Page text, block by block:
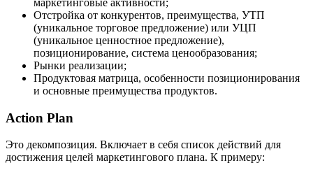
Отстройка от конкурентов, преимущества, УТП
(уникальное торговое предложение) или УЦП
(уникальное ценностное предложение),
позиционирование, система ценообразования;
Рынки реализации;
Продуктовая матрица, особенности позиционирования
и основные преимущества продуктов.
Action Plan
Это декомпозиция. Включает в себя список действий для
достижения целей маркетингового плана. К примеру: